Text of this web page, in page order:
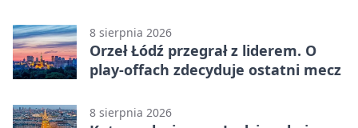
8 sierpnia 2026
Orzeł Łódź przegrał z liderem. O
play-offach zdecyduje ostatni mecz
8 sierpnia 2026